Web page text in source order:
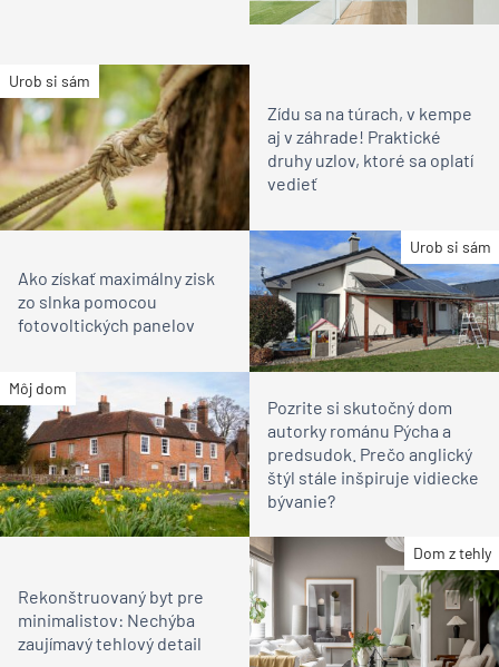
Urob si sám
Zídu sa na túrach, v kempe
aj v záhrade! Praktické
druhy uzlov, ktoré sa oplatí
vedieť
Urob si sám
Ako získať maximálny zisk
zo slnka pomocou
fotovoltických panelov
Môj dom
Pozrite si skutočný dom
autorky románu Pýcha a
predsudok. Prečo anglický
štýl stále inšpiruje vidiecke
bývanie?
Dom z tehly
Rekonštruovaný byt pre
minimalistov: Nechýba
zaujímavý tehlový detail